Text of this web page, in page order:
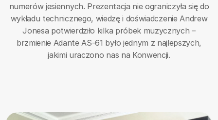
numerów jesiennych. Prezentacja nie ograniczyła się do
wykładu technicznego, wiedzę i doświadczenie Andrew
Jonesa potwierdziło kilka próbek muzycznych –
brzmienie Adante AS-61 było jednym z najlepszych,
jakimi uraczono nas na Konwencji.